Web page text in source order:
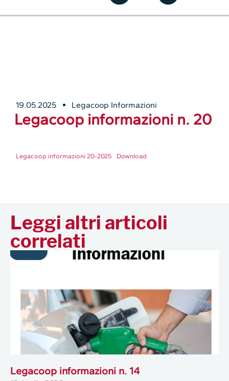
19.05.2025 Legacoop Informazioni
Legacoop informazioni n. 20
Legacoop informazioni 20-2025 Download
Leggi altri articoli
correlati
Legacoop informazioni n. 14